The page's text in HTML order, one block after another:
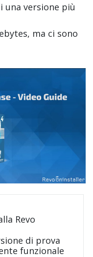
una versione più
ma ci sono
Revo
di prova
funzionale